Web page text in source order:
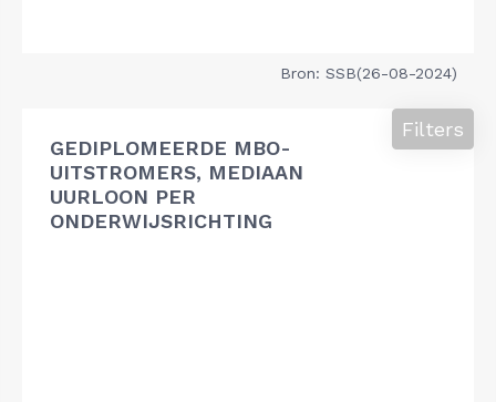
Bron: SSB(26-08-2024)
GEDIPLOMEERDE MBO-
UITSTROMERS, MEDIAAN
UURLOON PER
ONDERWIJSRICHTING
Filters